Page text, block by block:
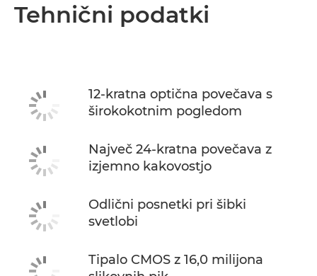
Tehnični podatki
12-kratna optična povečava s
širokokotnim pogledom
Največ 24-kratna povečava z
izjemno kakovostjo
Odlični posnetki pri šibki
svetlobi
Tipalo CMOS z 16,0 milijona